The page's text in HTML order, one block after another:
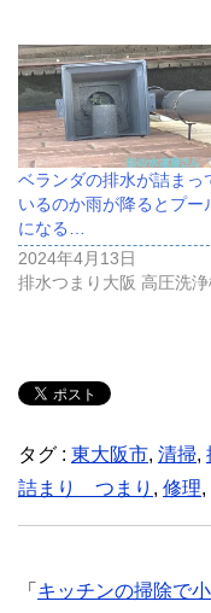
ベランダの排水が詰まっ
いるのか雨が降るとプー
になる…
2024年4月13日
排水つまり大阪 高圧洗
タグ : 東大阪市, 清掃,
詰まり つまり , 修理,
「 キッチンの掃除で